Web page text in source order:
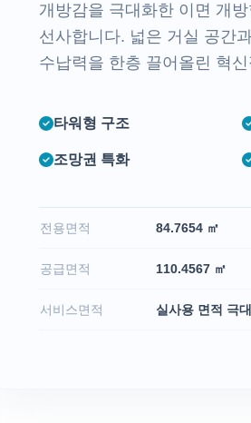
개방감을 극대화한 이면 개
선사합니다. 넓은 거실 공간
수납력을 한층 끌어올린 혁
타워형 구조
조망권 특화
전용면적 84.7654 ㎡
공급면적 110.4567 ㎡
서비스면적 실사용 면적 극